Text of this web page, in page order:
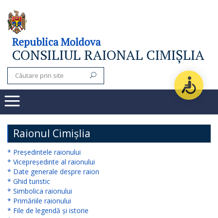
Consiliul
raional
Noutăți
Subdiviziuni
Secretarul
consiliului
raional
Aparatul
Republica Moldova
CONSILIUL RAIONAL CIMIȘLIA
Raionul Cimișlia
* Președintele raionului
* Vicepreședinte al raionului
* Date generale despre raion
* Ghid turistic
* Simbolica raionului
* Primăriile raionului
* File de legendă și istorie